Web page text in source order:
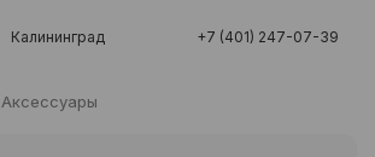
Калининград +7 (401) 247-07-39
Аксессуары